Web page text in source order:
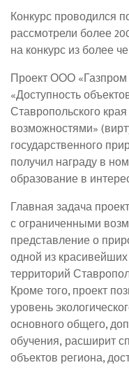
Конкурс проводился
рассмотрели более
на конкурс из более
Проект ООО «Газпром
«Доступность
Ставропольского
возможностями»
государственного
получил награду в
образование в
Главная задача
с ограниченными
представление о
одной из
территорий
Кроме того, проект
уровень
основного общего,
обучения, расширит
объектов региона,